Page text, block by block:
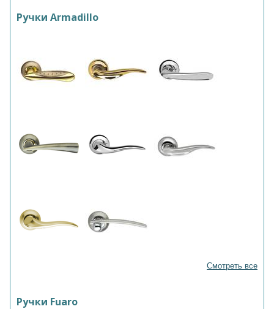
Ручки Armadillo
Смотреть все
Ручки Fuaro